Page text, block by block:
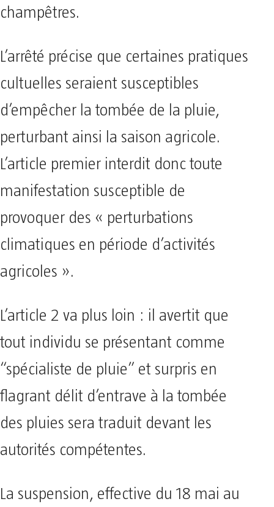
champêtres.
L’arrêté précise que certaines pratiques
cultuelles seraient susceptibles
d’empêcher la tombée de la pluie,
perturbant ainsi la saison agricole.
L’article premier interdit donc toute
manifestation susceptible de
provoquer des « perturbations
climatiques en période d’activités
agricoles ».
L’article 2 va plus loin : il avertit que
tout individu se présentant comme
“spécialiste de pluie” et surpris en
flagrant délit d’entrave à la tombée
des pluies sera traduit devant les
autorités compétentes.
La suspension, effective du 18 mai au